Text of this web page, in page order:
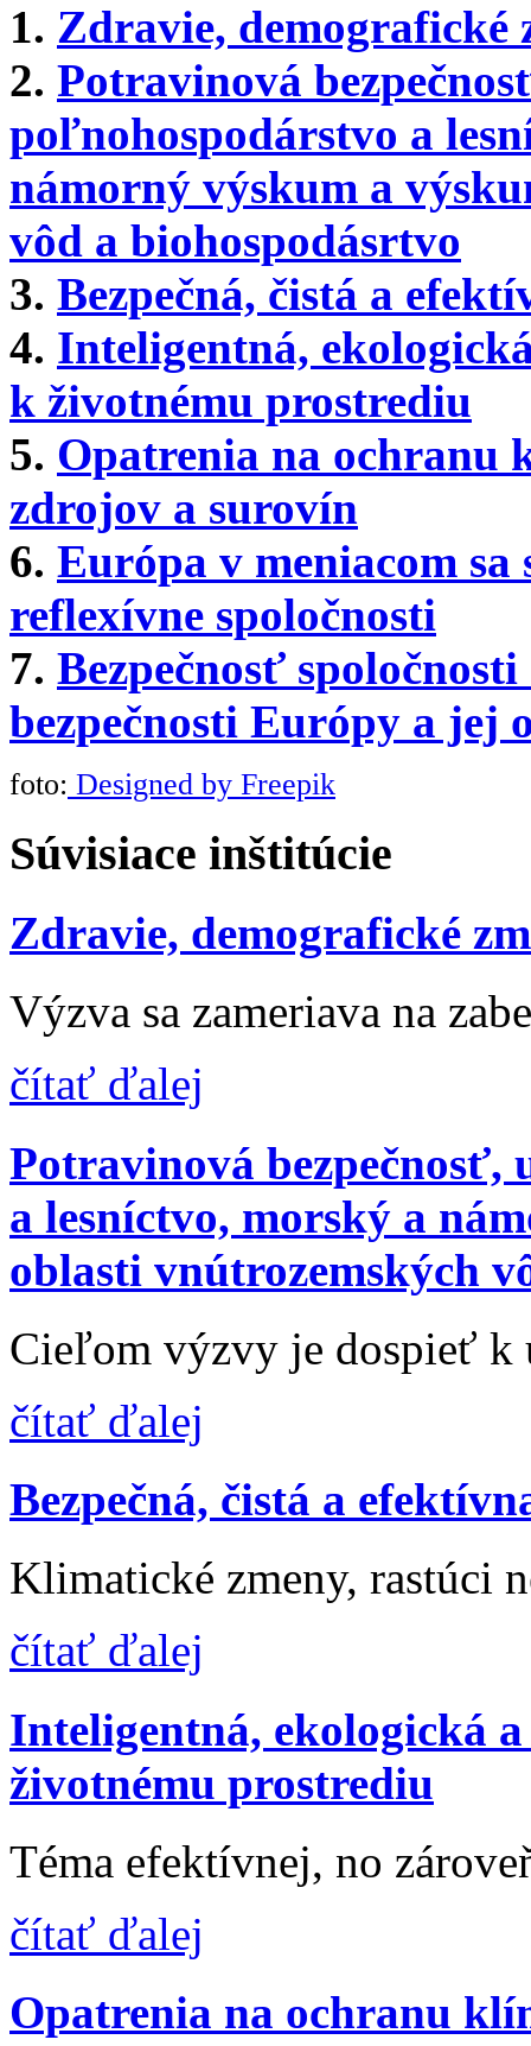
1. Zdravie, demografické
2. Potravinová
poľnohospodárstvo a
námorný výskum a
vôd a biohospodásrtvo
3. Bezpečná, čistá a
4. Inteligentná,
k životnému prostrediu
5. Opatrenia na ochranu
zdrojov a surovín
6. Európa v meniacom
reflexívne spoločnosti
7. Bezpečnosť
bezpečnosti Európy a jej
foto: Designed by Freepik
Súvisiace inštitúcie
Zdravie, demografické
Výzva sa zameriava na
čítať ďalej
Potravinová
a lesníctvo, morský a
oblasti vnútrozemských
Cieľom výzvy je dospieť k
čítať ďalej
Bezpečná, čistá a
Klimatické zmeny, rastúci
čítať ďalej
Inteligentná, ekologická
životnému prostrediu
Téma efektívnej, no
čítať ďalej
Opatrenia na ochranu